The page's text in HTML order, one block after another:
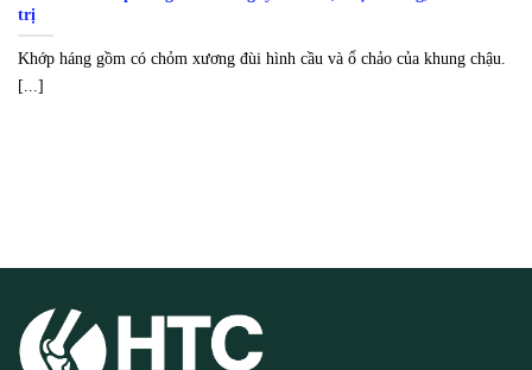
trị
Khớp háng gồm có chỏm xương đùi hình cầu và ổ chảo của khung chậu.
[...]